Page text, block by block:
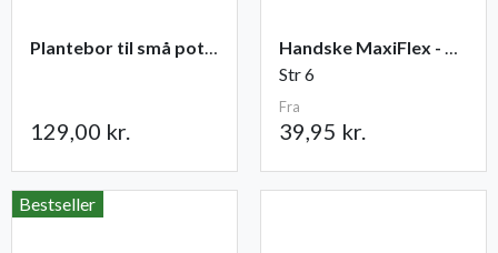
Plantebor til små potter
129,00 kr.
Handske MaxiFlex - Ultimate
Str 6
Fra
39,95 kr.
Bestseller